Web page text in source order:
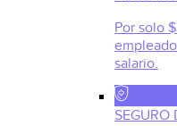
Por solo
salario.
SEGURO